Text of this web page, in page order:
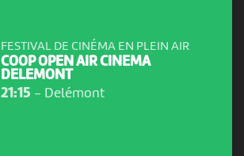
FESTIVAL DE CINÉMA EN PLEIN AIR
COOP OPEN AIR CINEMA
DELEMONT
21:15 - Delémont